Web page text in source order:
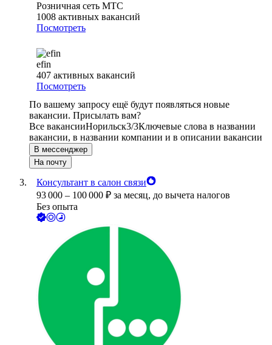
Розничная сеть МТС
1008 активных вакансий
Посмотреть
efin
407 активных вакансий
Посмотреть
По вашему запросу ещё будут появляться новые
вакансии. Присылать вам?
Все вакансииНорильск3/3Ключевые слова в названии
вакансии, в названии компании и в описании вакансии
В мессенджер
На почту
Консультант в салон связи
93 000 – 100 000 ₽ за месяц, до вычета налогов
Без опыта